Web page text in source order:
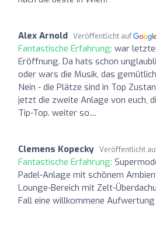
Alex Arnold Veröffentlicht auf
Fantastische Erfahrung: war
Eröffnung. Da hats schon
oder wars die Musik, das
Nein - die Plätze sind in Top
jetzt die zweite Anlage von euch,
Tip-Top. weiter so....
Clemens Kopecky Veröffentlicht
Fantastische Erfahrung:
Padel-Anlage mit schönem
Lounge-Bereich mit Zelt-
Fall eine willkommene